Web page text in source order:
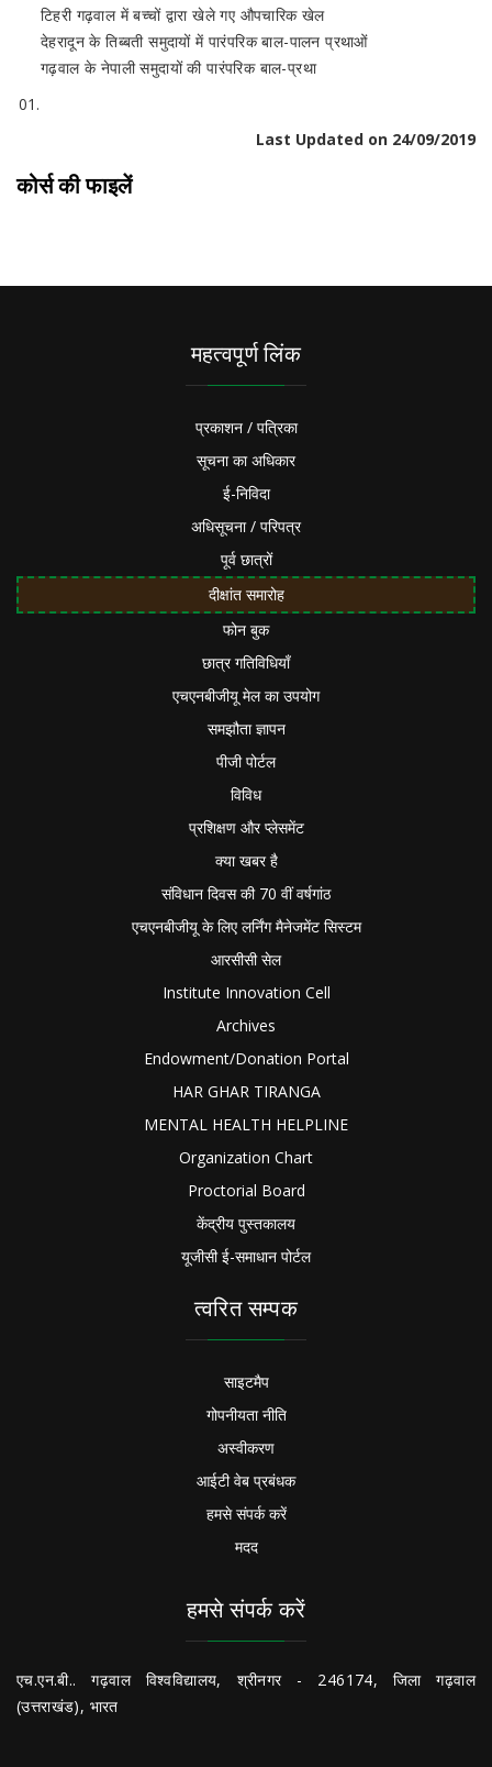
टिहरी गढ़वाल में बच्चों द्वारा खेले गए औपचारिक खेल
देहरादून के तिब्बती समुदायों में पारंपरिक बाल-पालन प्रथाओं
गढ़वाल के नेपाली समुदायों की पारंपरिक बाल-प्रथा
Last Updated on 24/09/2019
कोर्स की फाइलें
महत्वपूर्ण लिंक
प्रकाशन / पत्रिका
सूचना का अधिकार
ई-निविदा
अधिसूचना / परिपत्र
पूर्व छात्रों
दीक्षांत समारोह
फोन बुक
छात्र गतिविधियाँ
एचएनबीजीयू मेल का उपयोग
समझौता ज्ञापन
पीजी पोर्टल
विविध
प्रशिक्षण और प्लेसमेंट
क्या खबर है
संविधान दिवस की 70 वीं वर्षगांठ
एचएनबीजीयू के लिए लर्निंग मैनेजमेंट सिस्टम
आरसीसी सेल
Institute Innovation Cell
Archives
Endowment/Donation Portal
HAR GHAR TIRANGA
MENTAL HEALTH HELPLINE
Organization Chart
Proctorial Board
केंद्रीय पुस्तकालय
यूजीसी ई-समाधान पोर्टल
त्वरित सम्पक
साइटमैप
गोपनीयता नीति
अस्वीकरण
आईटी वेब प्रबंधक
हमसे संपर्क करें
मदद
हमसे संपर्क करें
एच.एन.बी.. गढ़वाल विश्वविद्यालय, श्रीनगर - 246174, जिला गढ़वाल
(उत्तराखंड), भारत